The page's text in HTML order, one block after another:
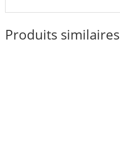
Produits similaires